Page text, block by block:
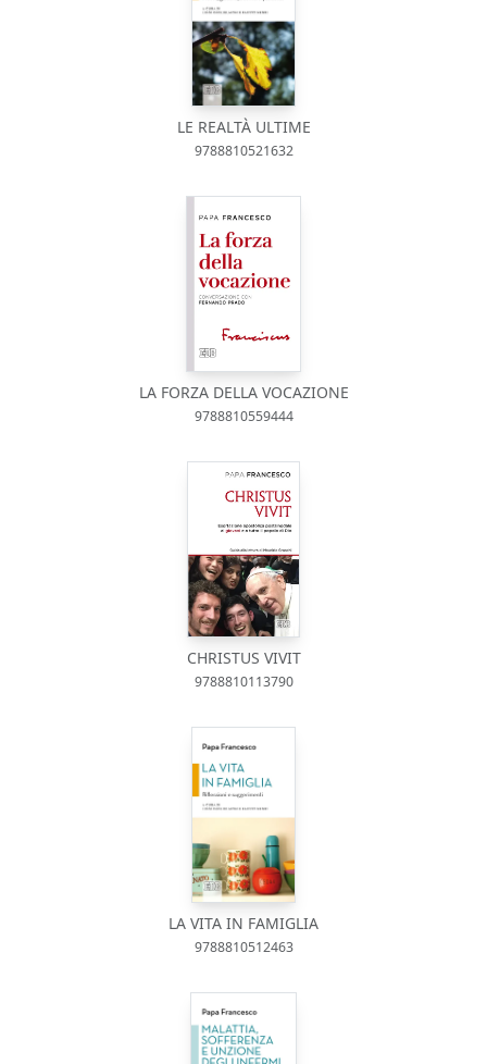
LE REALTÀ ULTIME
9788810521632
LA FORZA DELLA VOCAZIONE
9788810559444
CHRISTUS VIVIT
9788810113790
LA VITA IN FAMIGLIA
9788810512463